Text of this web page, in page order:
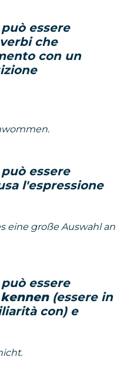
essere
che
con un
essere
l'espressione
eine große Auswahl an
essere
kennen(essere in
con) e